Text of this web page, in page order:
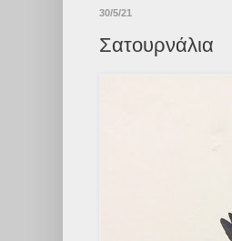
30/5/21
Σατουρνάλια